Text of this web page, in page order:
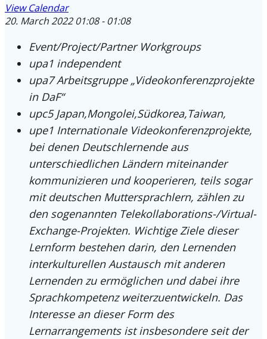
View Calendar
20. March 202201:08 - 01:08
Event/Project/Partner Workgroups
upa1 independent
upa7 Arbeitsgruppe „Videokonferenzprojekte
in DaF“
upc5 Japan,Mongolei,Südkorea,Taiwan,
upe1 Internationale Videokonferenzprojekte,
bei denen Deutschlernende aus
unterschiedlichen Ländern miteinander
kommunizieren und kooperieren, teils sogar
mit deutschen Muttersprachlern, zählen zu
den sogenannten Telekollaborations-/Virtual-
Exchange-Projekten. Wichtige Ziele dieser
Lernform bestehen darin, den Lernenden
interkulturellen Austausch mit anderen
Lernenden zu ermöglichen und dabei ihre
Sprachkompetenz weiterzuentwickeln. Das
Interesse an dieser Form des
Lernarrangements ist insbesondere seit der